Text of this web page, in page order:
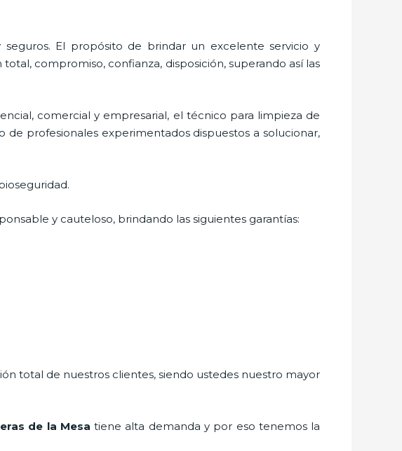
El propósito de brindar un excelente servicio y
compromiso, confianza, disposición, superando así las
comercial y empresarial, el técnico para limpieza de
de profesionales experimentados dispuestos a solucionar,
y cauteloso, brindando las siguientes garantías:
total de nuestros clientes, siendo ustedes nuestro mayor
de la Mesa tiene alta demanda y por eso tenemos la